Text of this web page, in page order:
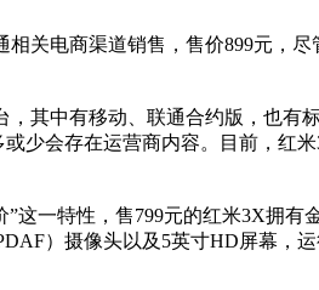
关电商渠道销售，售价899元，
其中有移动、联通合约版，也有
少会存在运营商内容。目前，红
一特性，售799元的红米3X拥有
）摄像头以及5英寸HD屏幕，运